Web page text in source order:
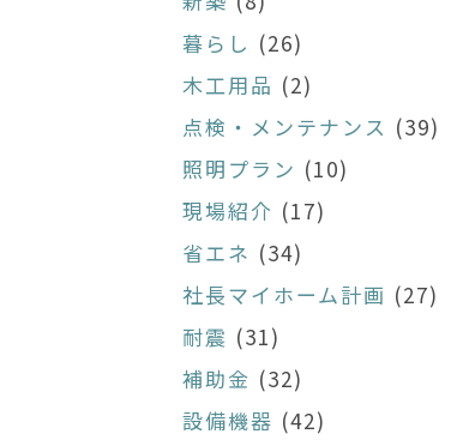
暮らし (26)
木工用品 (2)
点検・メンテナンス (39)
照明プラン (10)
現場紹介 (17)
省エネ (34)
社長マイホーム計画 (27)
耐震 (31)
補助金 (32)
設備機器 (42)